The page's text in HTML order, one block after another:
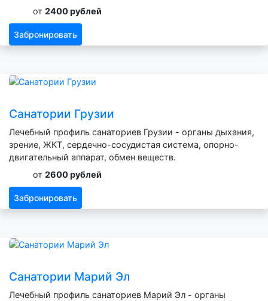
от 2400 рублей
Забронировать
Санатории Грузии
Лечебный профиль санаториев Грузии - органы дыхания,
зрение, ЖКТ, сердечно-сосудистая система, опорно-
двигательный аппарат, обмен веществ.
от 2600 рублей
Забронировать
Санатории Марий Эл
Лечебный профиль санаториев Марий Эл - органы